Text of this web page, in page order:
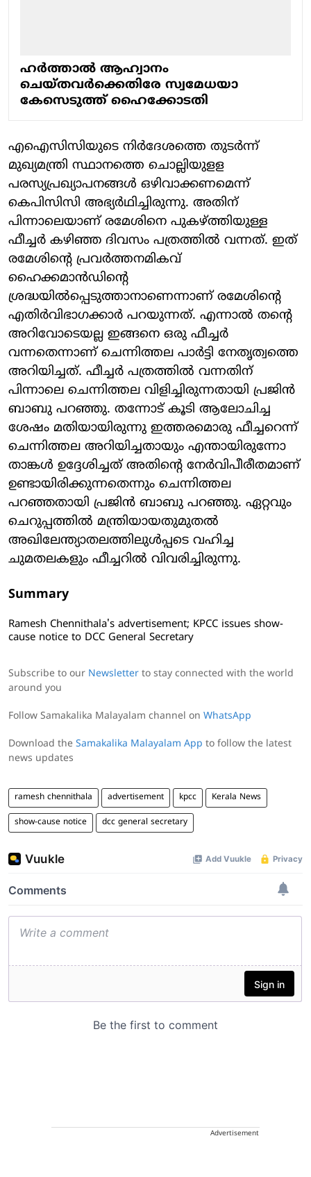
ഹര്‍ത്താല്‍ ആഹ്വാനം
ചെയ്തവര്‍ക്കെതിരേ സ്വമേധയാ
കേസെടുത്ത് ഹൈക്കോടതി
എഐസിസിയുടെ നിര്‍ദേശത്തെ തുടര്‍ന്ന്
മുഖ്യമന്ത്രി സ്ഥാനത്തെ ചൊല്ലിയുളള
പരസ്യപ്രഖ്യാപനങ്ങള്‍ ഒഴിവാക്കണമെന്ന്
കെപിസിസി അഭ്യര്‍ഥിച്ചിരുന്നു. അതിന്
പിന്നാലെയാണ് രമേശിനെ പുകഴ്ത്തിയുള്ള
ഫീച്ചര്‍ കഴിഞ്ഞ ദിവസം പത്രത്തില്‍ വന്നത്. ഇത്
രമേശിന്റെ പ്രവര്‍ത്തനമികവ്
ഹൈക്കമാന്‍ഡിന്റെ
ശ്രദ്ധയില്‍പ്പെടുത്താനാണെന്നാണ് രമേശിന്റെ
എതിര്‍വിഭാഗക്കാര്‍ പറയുന്നത്. എന്നാല്‍ തന്റെ
അറിവോടെയല്ല ഇങ്ങനെ ഒരു ഫീച്ചര്‍
വന്നതെന്നാണ് ചെന്നിത്തല പാര്‍ട്ടി നേതൃത്വത്തെ
അറിയിച്ചത്. ഫീച്ചര്‍ പത്രത്തില്‍ വന്നതിന്
പിന്നാലെ ചെന്നിത്തല വിളിച്ചിരുന്നതായി പ്രജിന്‍
ബാബു പറഞ്ഞു. തന്നോട് കൂടി ആലോചിച്ച
ശേഷം മതിയായിരുന്നു ഇത്തരമൊരു ഫീച്ചറെന്ന്
ചെന്നിത്തല അറിയിച്ചതായും എന്തായിരുന്നോ
താങ്കള്‍ ഉദ്ദേശിച്ചത് അതിന്റെ നേര്‍വിപീരീതമാണ്
ഉണ്ടായിരിക്കുന്നതെന്നും ചെന്നിത്തല
പറഞ്ഞതായി പ്രജിന്‍ ബാബു പറഞ്ഞു. ഏറ്റവും
ചെറുപ്പത്തില്‍ മന്ത്രിയായതുമുതല്‍
അഖിലേന്ത്യാതലത്തിലുള്‍പ്പടെ വഹിച്ച
ചുമതലകളും ഫീച്ചറില്‍ വിവരിച്ചിരുന്നു.
Summary
Ramesh Chennithala's advertisement; KPCC issues show-
cause notice to DCC General Secretary
Subscribe to our Newsletter to stay connected with the world
around you
Follow Samakalika Malayalam channel on WhatsApp
Download the Samakalika Malayalam App to follow the latest
news updates
ramesh chennithala advertisement kpcc Kerala News
show-cause notice dcc general secretary
Advertisement